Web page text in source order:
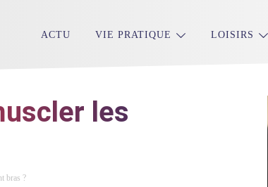
ACTU VIE PRATIQUE LOISIRS
les
bras ?